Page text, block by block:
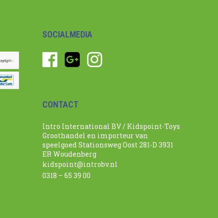
SOCIALMEDIA
CONTACT
Intro International BV / Kidspoint-Toys
Groothandel en importeur van
speelgoed Stationsweg Oost 281-D 3931
ER Woudenberg
kidspoint@introbv.nl
0318 – 65 39 00